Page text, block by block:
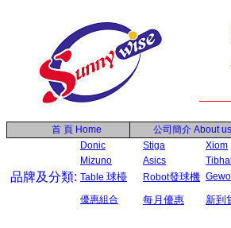
首 頁 Home 公司簡介 About us
品牌及分類:
Donic Stiga Xiom
Mizuno
Asics
Table 球檯 Robot發球機 Gewo
優惠組合 每月優惠 新到